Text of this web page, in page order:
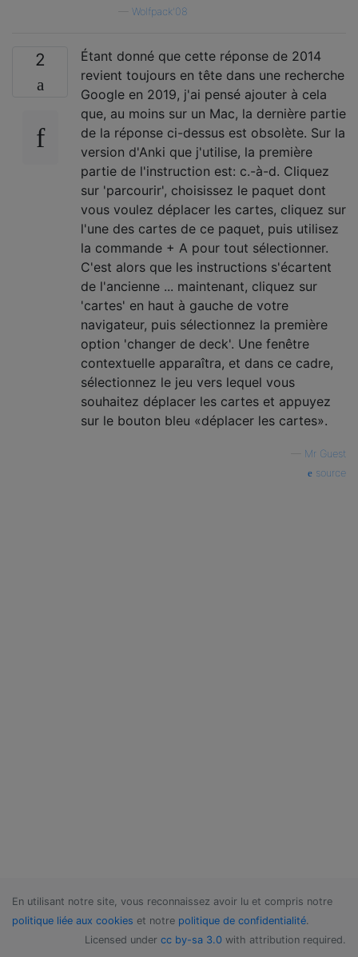
Wolfpack'08
2
Étant donné que cette réponse de 2014
revient toujours en tête dans une recherche
Google en 2019, j'ai pensé ajouter à cela
que, au moins sur un Mac, la dernière partie
de la réponse ci-dessus est obsolète. Sur la
version d'Anki que j'utilise, la première
partie de l'instruction est: c.-à-d. Cliquez
sur 'parcourir', choisissez le paquet dont
vous voulez déplacer les cartes, cliquez sur
l'une des cartes de ce paquet, puis utilisez
la commande + A pour tout sélectionner.
C'est alors que les instructions s'écartent
de l'ancienne ... maintenant, cliquez sur
'cartes' en haut à gauche de votre
navigateur, puis sélectionnez la première
option 'changer de deck'. Une fenêtre
contextuelle apparaîtra, et dans ce cadre,
sélectionnez le jeu vers lequel vous
souhaitez déplacer les cartes et appuyez
sur le bouton bleu «déplacer les cartes».
Mr Guest
source
En utilisant notre site, vous reconnaissez avoir lu et compris notre
politique liée aux cookies et notre politique de confidentialité.
Licensed under cc by-sa 3.0 with attribution required.